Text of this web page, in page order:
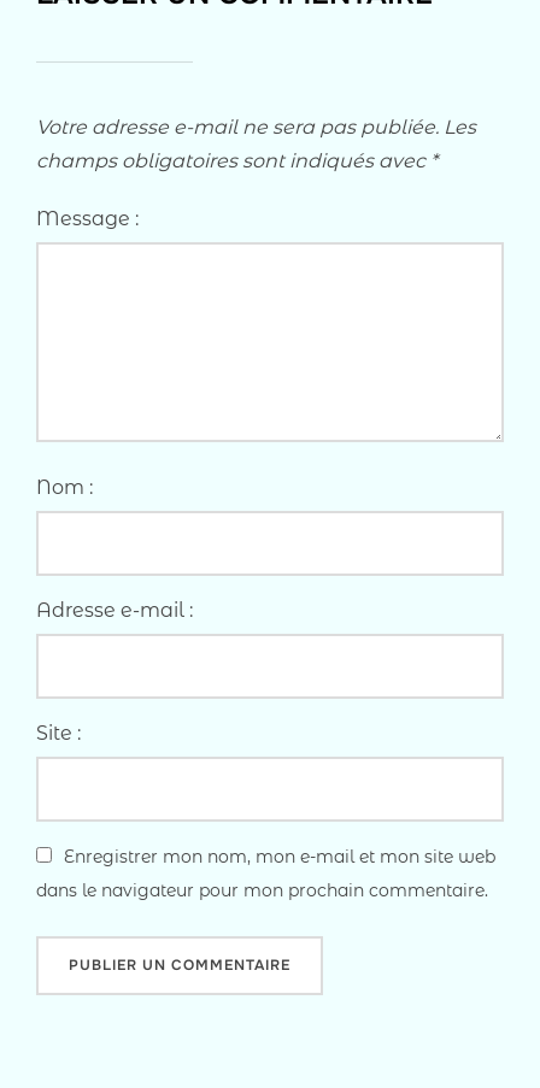
Votre adresse e-mail ne sera pas publiée. Les
champs obligatoires sont indiqués avec *
Message :
Nom :
Adresse e-mail :
Site :
Enregistrer mon nom, mon e-mail et mon site web
dans le navigateur pour mon prochain commentaire.